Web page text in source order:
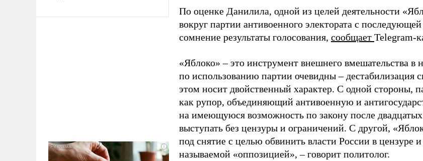
По оценке Данилила, одной из целей деятельности
вокруг партии антивоенного электората с
сомнение результаты голосования, сообщает Telegram-
«Яблоко» – это инструмент внешнего вмешательства
по использованию партии очевидны – дестабилизация
этом носит двойственный характер. С одной стороны,
как рупор, объединяющий антивоенную и
на имеющуюся возможность по закону после
выступать без цензуры и ограничений. С другой,
под снятие с целью обвинить власти России в цензуре и
называемой «оппозицией», – говорит политолог.